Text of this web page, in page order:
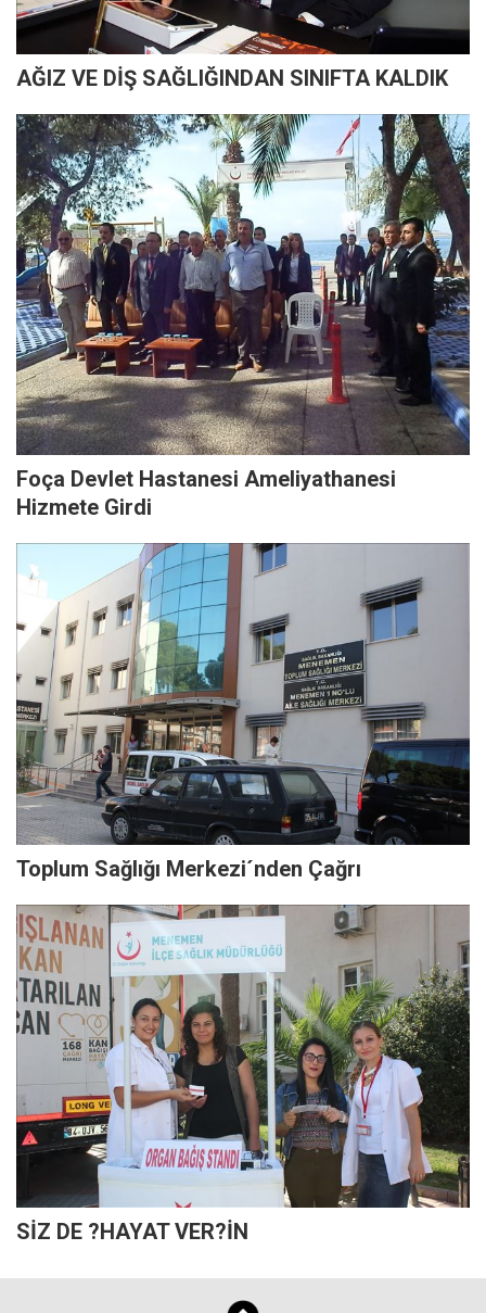
AĞIZ VE DİŞ SAĞLIĞINDAN SINIFTA KALDIK
Foça Devlet Hastanesi Ameliyathanesi
Hizmete Girdi
Toplum Sağlığı Merkezi´nden Çağrı
SİZ DE ?HAYAT VER?İN